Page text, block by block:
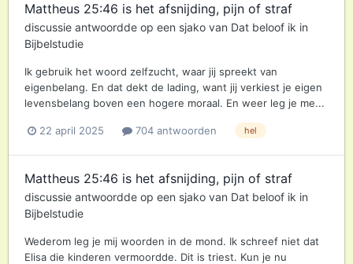
Mattheus 25:46 is het afsnijding, pijn of straf
discussie antwoordde op een sjako van Dat beloof ik in
Bijbelstudie
Ik gebruik het woord zelfzucht, waar jij spreekt van
eigenbelang. En dat dekt de lading, want jij verkiest je eigen
levensbelang boven een hogere moraal. En weer leg je me...
22 april 2025 704 antwoorden hel
Mattheus 25:46 is het afsnijding, pijn of straf
discussie antwoordde op een sjako van Dat beloof ik in
Bijbelstudie
Wederom leg je mij woorden in de mond. Ik schreef niet dat
Elisa die kinderen vermoordde. Dit is triest. Kun je nu